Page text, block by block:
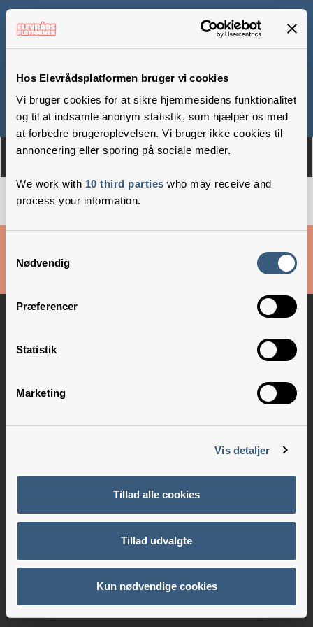
Hos Elevrådsplatformen bruger vi cookies
Vi bruger cookies for at sikre hjemmesidens funktionalitet
og til at indsamle anonym statistik, som hjælper os med
at forbedre brugeroplevelsen. Vi bruger ikke cookies til
annoncering eller sporing på sociale medier.
We work with 10 third parties who may receive and
process your information.
Nødvendig
Præferencer
Statistik
Marketing
Vis detaljer
Tillad alle cookies
Tillad udvalgte
Kun nødvendige cookies
Om Medlemmer